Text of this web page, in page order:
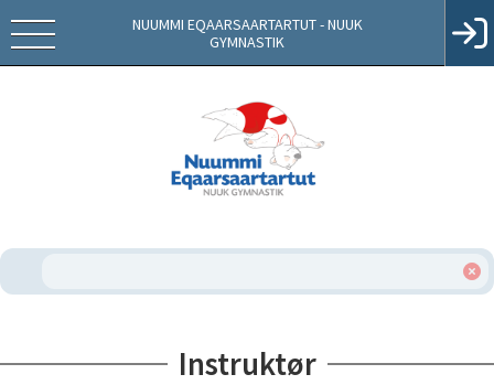
NUUMMI EQAARSAARTARTUT - NUUK
GYMNASTIK
Instruktør